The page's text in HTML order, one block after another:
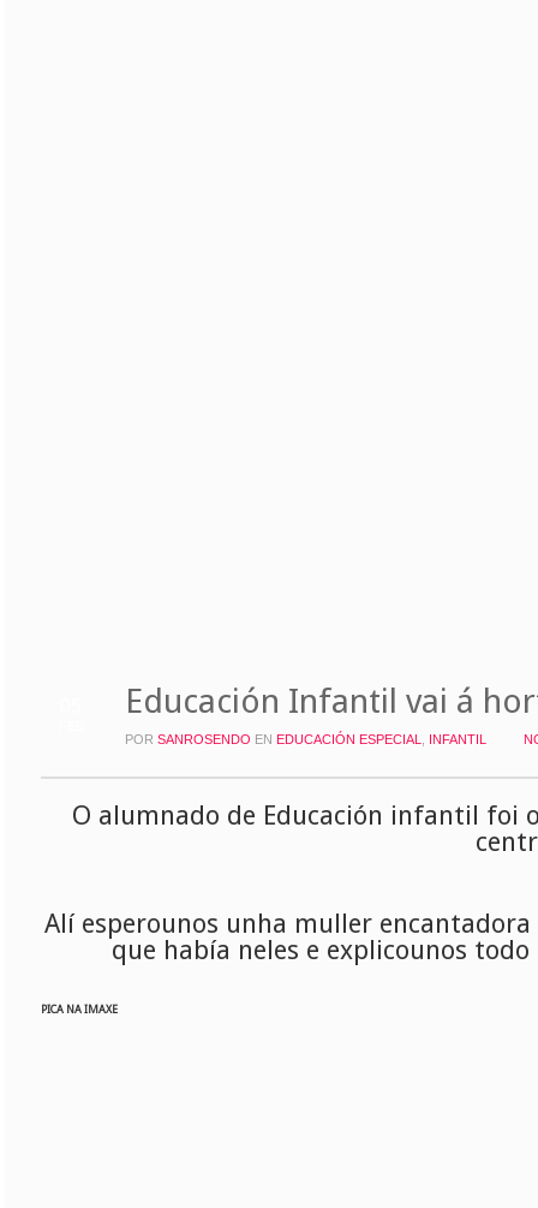
Educación Infantil vai á
POR SANROSENDO EN EDUCACIÓN ESPECIAL INFANTIL
O alumnado de Educación infantil foi
Alí esperounos unha muller
que había neles e explicounos
PICA NA IMAXE